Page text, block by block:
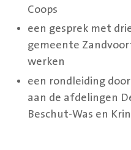
Coops
een gesprek met
gemeente
werken
een rondleiding
aan de afdelingen
Beschut-Was en